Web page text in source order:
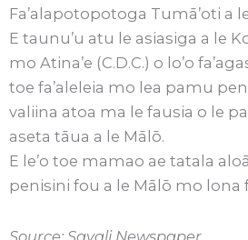
Fa’alapotopotoga Tumā’oti a
E taunu’u atu le asiasiga a le
mo Atina’e (C.D.C.) o lo’o
toe fa’aleleia mo lea pamu
valiina atoa ma le fausia o le pa
aseta tāua a le Mālō.
E le’o toe mamao ae tatala
penisini fou a le Mālō mo lona